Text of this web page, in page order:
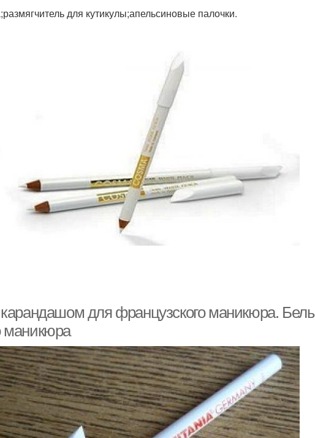
для кутикулы;апельсиновые палочки.
карандашом для французского маникюра.
маникюра